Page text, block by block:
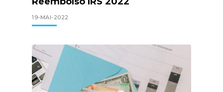
19-MAI-2022